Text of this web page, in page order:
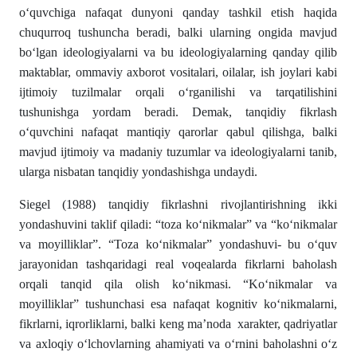
o‘quvchiga nafaqat dunyoni qanday tashkil etish haqida
chuqurroq tushuncha beradi, balki ularning ongida mavjud
bo‘lgan ideologiyalarni va bu ideologiyalarning qanday qilib
maktablar, ommaviy axborot vositalari, oilalar, ish joylari kabi
ijtimoiy tuzilmalar orqali o‘rganilishi va tarqatilishini
tushunishga yordam beradi. Demak, tanqidiy fikrlash
o‘quvchini nafaqat mantiqiy qarorlar qabul qilishga, balki
mavjud ijtimoiy va madaniy tuzumlar va ideologiyalarni tanib,
ularga nisbatan tanqidiy yondashishga undaydi.
Siegel (1988) tanqidiy fikrlashni rivojlantirishning ikki
yondashuvini taklif qiladi: “toza ko‘nikmalar” va “ko‘nikmalar
va moyilliklar”. “Toza ko‘nikmalar” yondashuvi- bu o‘quv
jarayonidan tashqaridagi real voqealarda fikrlarni baholash
orqali tanqid qila olish ko‘nikmasi. “Ko‘nikmalar va
moyilliklar” tushunchasi esa nafaqat kognitiv ko‘nikmalarni,
fikrlarni, iqrorliklarni, balki keng ma’noda xarakter, qadriyatlar
va axloqiy o‘lchovlarning ahamiyati va o‘rnini baholashni o‘z